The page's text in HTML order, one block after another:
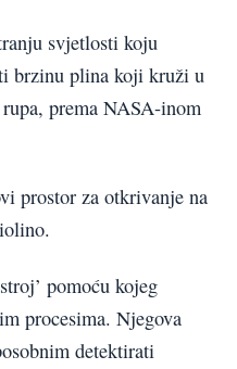
svjetlosti koju
brzinu plina koji kruži u
prema NASA-inom
prostor za otkrivanje na
pomoću kojeg
procesima. Njegova
detektirati